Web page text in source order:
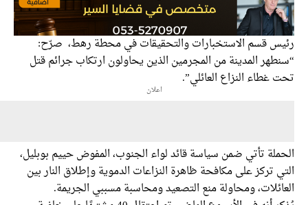
قسم الاستخبارات والتحقيقات في محطة رهط، صرّح:
المدينة من المجرمين الذين يحاولون ارتكاب جرائم قتل
النزاع العائلي”.
تأتي ضمن سياسة قائد لواء الجنوب، المفوض حييم بوبليل،
تركز على مكافحة ظاهرة النزاعات الدموية وإطلاق النار بين
ومحاولة منع التصعيد ومحاسبة مسببي الجريمة.